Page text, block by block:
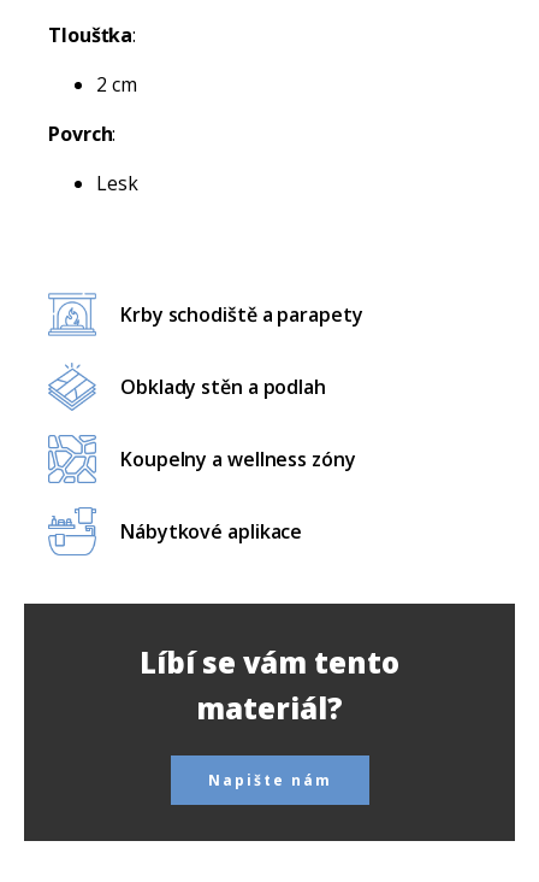
Tloušťka:
2 cm
Povrch:
Lesk
Krby schodiště a parapety
Obklady stěn a podlah
Koupelny a wellness zóny
Nábytkové aplikace
Líbí se vám tento
materiál?
Napište nám